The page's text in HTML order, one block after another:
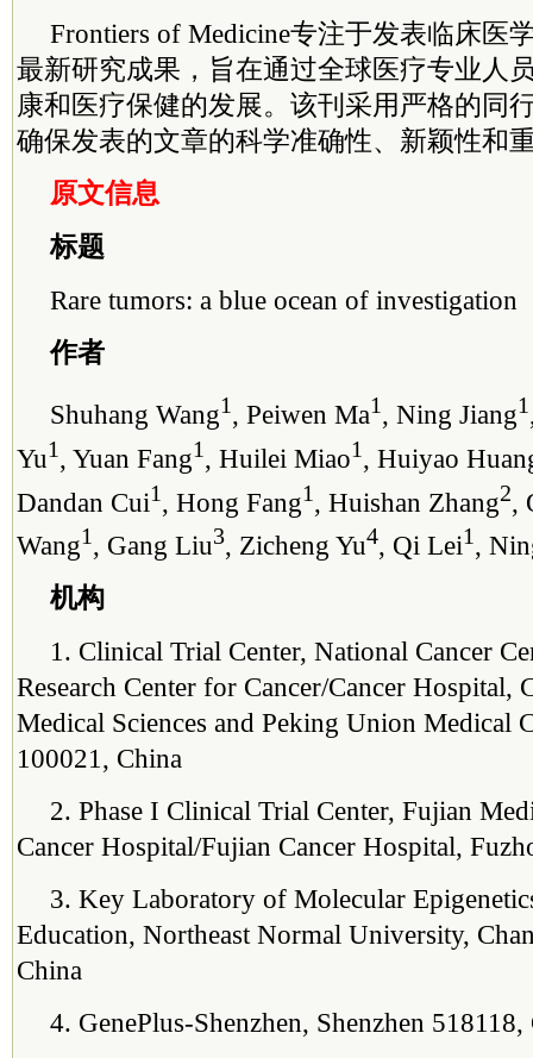
Frontiers of Medicine专注于发表临床医
最新研究成果，旨在通过全球医疗专业人
康和医疗保健的发展。该刊采用严格的同
确保发表的文章的科学准确性、新颖性和
原文信息
标题
Rare tumors: a blue ocean of investigation
作者
Shuhang Wang1, Peiwen Ma1, Ning Jiang1
Yu1, Yuan Fang1, Huilei Miao1, Huiyao
Dandan Cui1, Hong Fang1, Huishan Zhang2,
Wang1, Gang Liu3, Zicheng Yu4, Qi Lei1,
机构
1. Clinical Trial Center, National Cancer
Research Center for Cancer/Cancer Hospital,
Medical Sciences and Peking Union Medical
100021, China
2. Phase I Clinical Trial Center, Fujian
Cancer Hospital/Fujian Cancer Hospital,
3. Key Laboratory of Molecular
Education, Northeast Normal University,
China
4. GenePlus-Shenzhen, Shenzhen 518118,